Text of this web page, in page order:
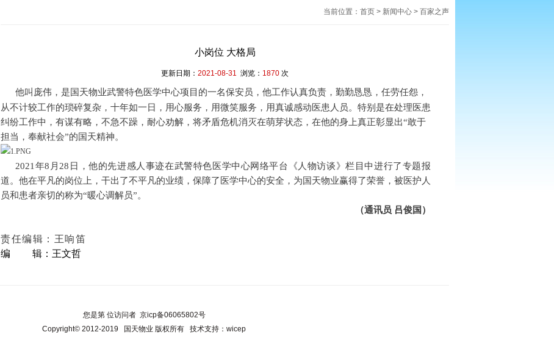
当前位置： 首页 > 新闻中心 > 百家之声
小岗位 大格局
更新日期： 2021-08-31 浏览： 1870 次
他叫庞伟，是国天物业武警特色医学中心项目的一名保安员，他工作认真负责，勤勤恳恳，任劳任怨，
从不计较工作的琐碎复杂，十年如一日，用心服务，用微笑服务，用真诚感动医患人员。特别是在处理医患
纠纷工作中，有谋有略，不急不躁，耐心劝解，将矛盾危机消灭在萌芽状态，在他的身上真正彰显出“敢于
担当，奉献社会”的国天精神。
2021年8月28日，他的先进感人事迹在武警特色医学中心网络平台《人物访谈》栏目中进行了专题报
道。他在平凡的岗位上，干出了不平凡的业绩，保障了医学中心的安全，为国天物业赢得了荣誉，被医护人
员和患者亲切的称为“暖心调解员”。
（通讯员 吕俊国）
责任编辑：王响笛
编 辑：王文哲
您是第位访问者京icp备06065802号
Copyright© 2012-2019
国天物业 版权所有 技术支持： wicep